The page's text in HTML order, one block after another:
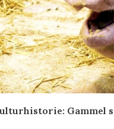
Gammel